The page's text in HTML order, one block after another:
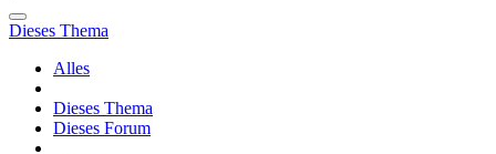
Dieses Thema
Alles
Dieses Thema
Dieses Forum